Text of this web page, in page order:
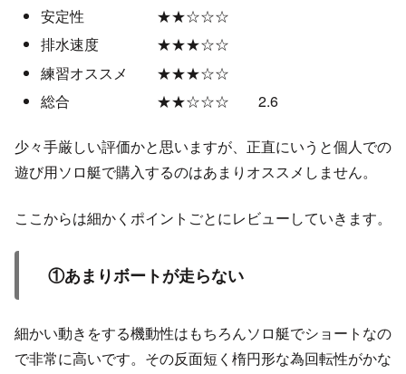
安定性 ★★☆☆☆
排水速度 ★★★☆☆
練習オススメ ★★★☆☆
総合 ★★☆☆☆ 2.6
少々手厳しい評価かと思いますが、正直にいうと個人での
遊び用ソロ艇で購入するのはあまりオススメしません。
ここからは細かくポイントごとにレビューしていきます。
①あまりボートが走らない
細かい動きをする機動性はもちろんソロ艇でショートなの
で非常に高いです。その反面短く楕円形な為回転性がかな